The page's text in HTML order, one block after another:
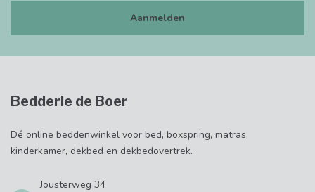
Aanmelden
Bedderie de Boer
Dé online beddenwinkel voor bed, boxspring, matras,
kinderkamer, dekbed en dekbedovertrek.
Jousterweg 34